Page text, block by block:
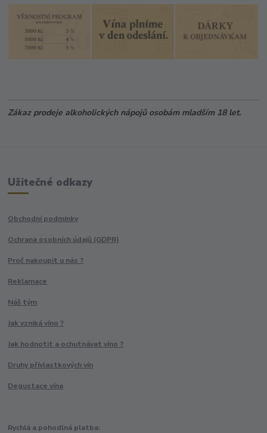
Zákaz prodeje alkoholických nápojů osobám mladším 18 let.
Užitečné odkazy
Obchodní podmínky
Ochrana osobních údajů (GDPR)
Proč nakoupit u nás ?
Reklamace
Náš tým
Jak vzniká víno ?
Jak hodnotit a ochutnávat víno ?
Druhy přívlastkových vín
Degustace vína
Rychlá a pohodlná platba: